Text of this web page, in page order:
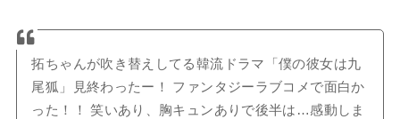
拓ちゃんが吹き替えしてる韓流ドラマ「僕の彼女は九
尾狐」見終わったー！ ファンタジーラブコメで面白か
った！！ 笑いあり、胸キュンありで後半は…感動しま